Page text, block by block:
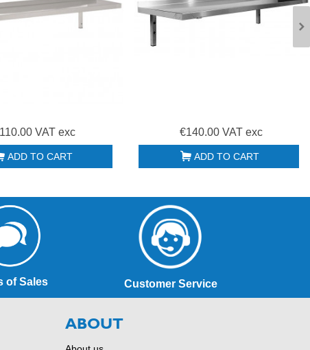
VAT exc
ADD TO CART
€140.00 VAT exc
ADD TO CART
of Sales Customer Service
ABOUT